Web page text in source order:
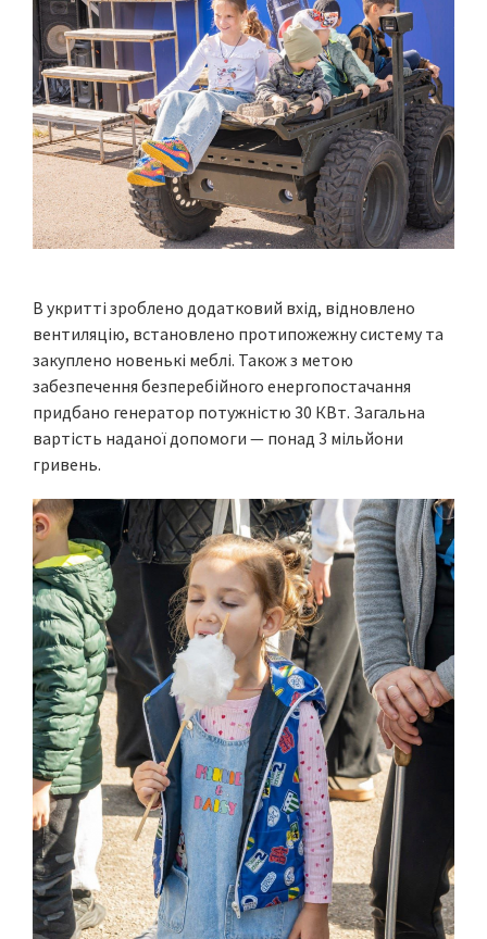
В укритті зроблено додатковий вхід, відновлено
вентиляцію, встановлено протипожежну систему та
закуплено новенькі меблі. Також з метою
забезпечення безперебійного енергопостачання
придбано генератор потужністю 30 КВт. Загальна
вартість наданої допомоги — понад 3 мільйони
гривень.